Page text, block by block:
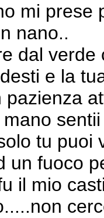
mi prese
nano..
dal verde
e la
pazienza
tu puoi
un fuoco
il mio